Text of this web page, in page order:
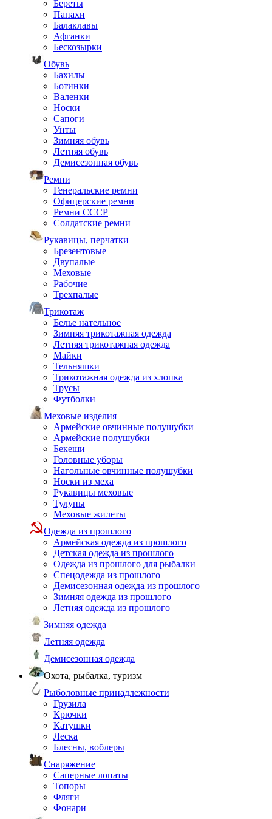
Береты
Папахи
Балаклавы
Афганки
Бескозырки
Обувь
Бахилы
Ботинки
Валенки
Носки
Сапоги
Унты
Зимняя обувь
Летняя обувь
Демисезонная обувь
Ремни
Генеральские ремни
Офицерские ремни
Ремни СССР
Солдатские ремни
Рукавицы, перчатки
Брезентовые
Двупалые
Меховые
Рабочие
Трехпалые
Трикотаж
Белье нательное
Зимняя трикотажная одежда
Летняя трикотажная одежда
Майки
Тельняшки
Трикотажная одежда из хлопка
Трусы
Футболки
Меховые изделия
Армейские овчинные полушубки
Армейские полушубки
Бекеши
Головные уборы
Нагольные овчинные полушубки
Носки из меха
Рукавицы меховые
Тулупы
Меховые жилеты
Одежда из прошлого
Армейская одежда из прошлого
Детская одежда из прошлого
Одежда из прошлого для рыбалки
Спецодежда из прошлого
Демисезонная одежда из прошлого
Зимняя одежда из прошлого
Летняя одежда из прошлого
Зимняя одежда
Летняя одежда
Демисезонная одежда
Охота, рыбалка, туризм
Рыболовные принадлежности
Грузила
Крючки
Катушки
Леска
Блесны, воблеры
Снаряжение
Саперные лопаты
Топоры
Фляги
Фонари